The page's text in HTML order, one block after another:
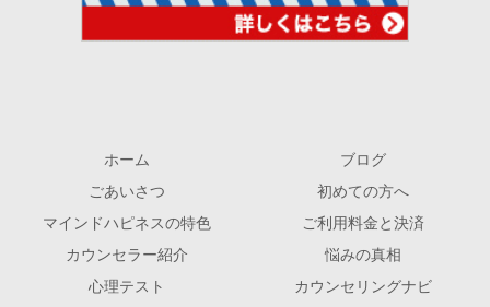
ホーム
ブログ
ごあいさつ
初めての方へ
マインドハピネスの特色
ご利用料金と決済
カウンセラー紹介
悩みの真相
心理テスト
カウンセリングナビ